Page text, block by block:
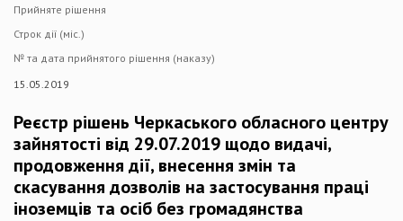
Прийняте рішення
Строк дії (міс.)
№ та дата прийнятого рішення (наказу)
15.05.2019
Реєстр рішень Черкаського обласного центру
зайнятості від 29.07.2019 щодо видачі,
продовження дії, внесення змін та
скасування дозволів на застосування праці
іноземців та осіб без громадянства